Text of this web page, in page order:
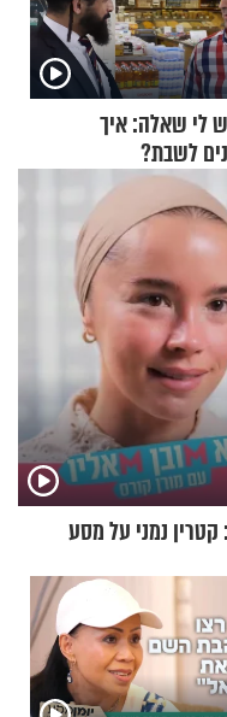
לי שאלה: איך
לשבת?
נמני על מסע